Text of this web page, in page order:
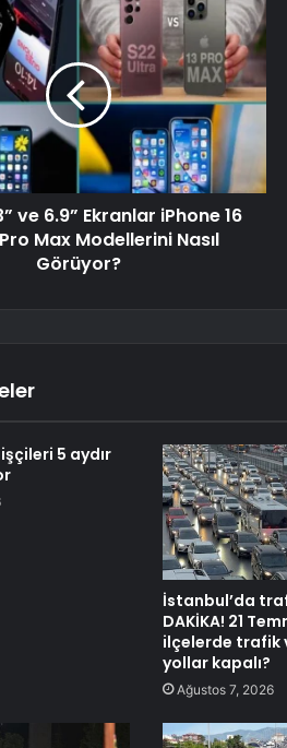
ve 6.9” Ekranlar iPhone 16
Max Modellerini Nasıl
Görüyor?
5 aydır
İstanbul’da
DAKİKA! 21
ilçelerde trafik
yollar kapalı?
Ağustos 7, 2026